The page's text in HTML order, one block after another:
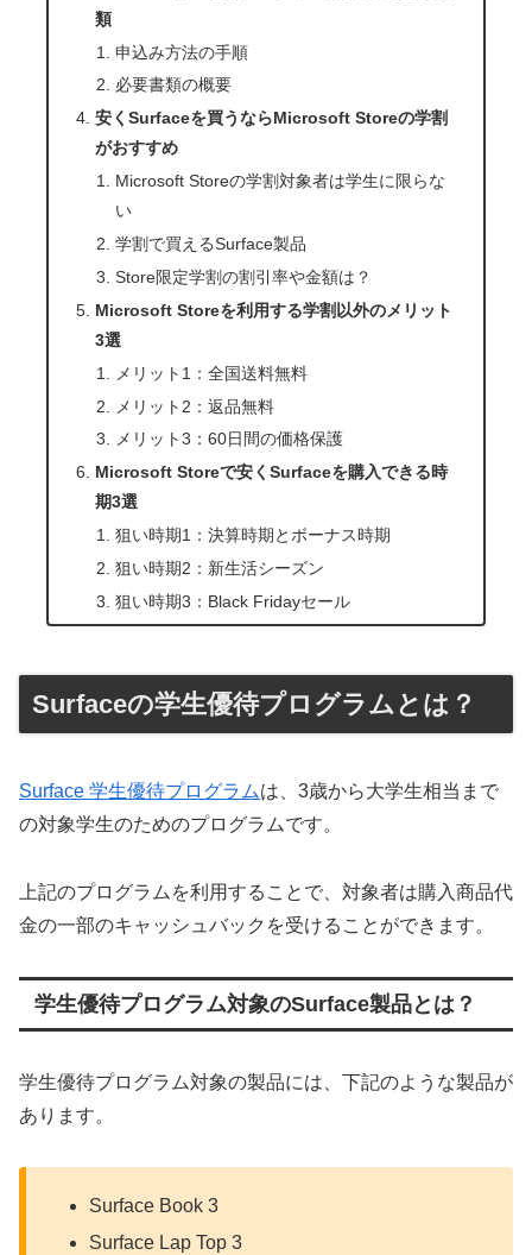
類
申込み方法の手順
必要書類の概要
安くSurfaceを買うならMicrosoft Storeの学割
がおすすめ
Microsoft Storeの学割対象者は学生に限らな
い
学割で買えるSurface製品
Store限定学割の割引率や金額は？
Microsoft Storeを利用する学割以外のメリット
3選
メリット1：全国送料無料
メリット2：返品無料
メリット3：60日間の価格保護
Microsoft Storeで安くSurfaceを購入できる時
期3選
狙い時期1：決算時期とボーナス時期
狙い時期2：新生活シーズン
狙い時期3：Black Fridayセール
Surfaceの学生優待プログラムとは？
Surface 学生優待プログラムは、3歳から大学生相当まで
の対象学生のためのプログラムです。
上記のプログラムを利用することで、対象者は購入商品代
金の一部のキャッシュバックを受けることができます。
学生優待プログラム対象のSurface製品とは？
学生優待プログラム対象の製品には、下記のような製品が
あります。
Surface Book 3
Surface Lap Top 3